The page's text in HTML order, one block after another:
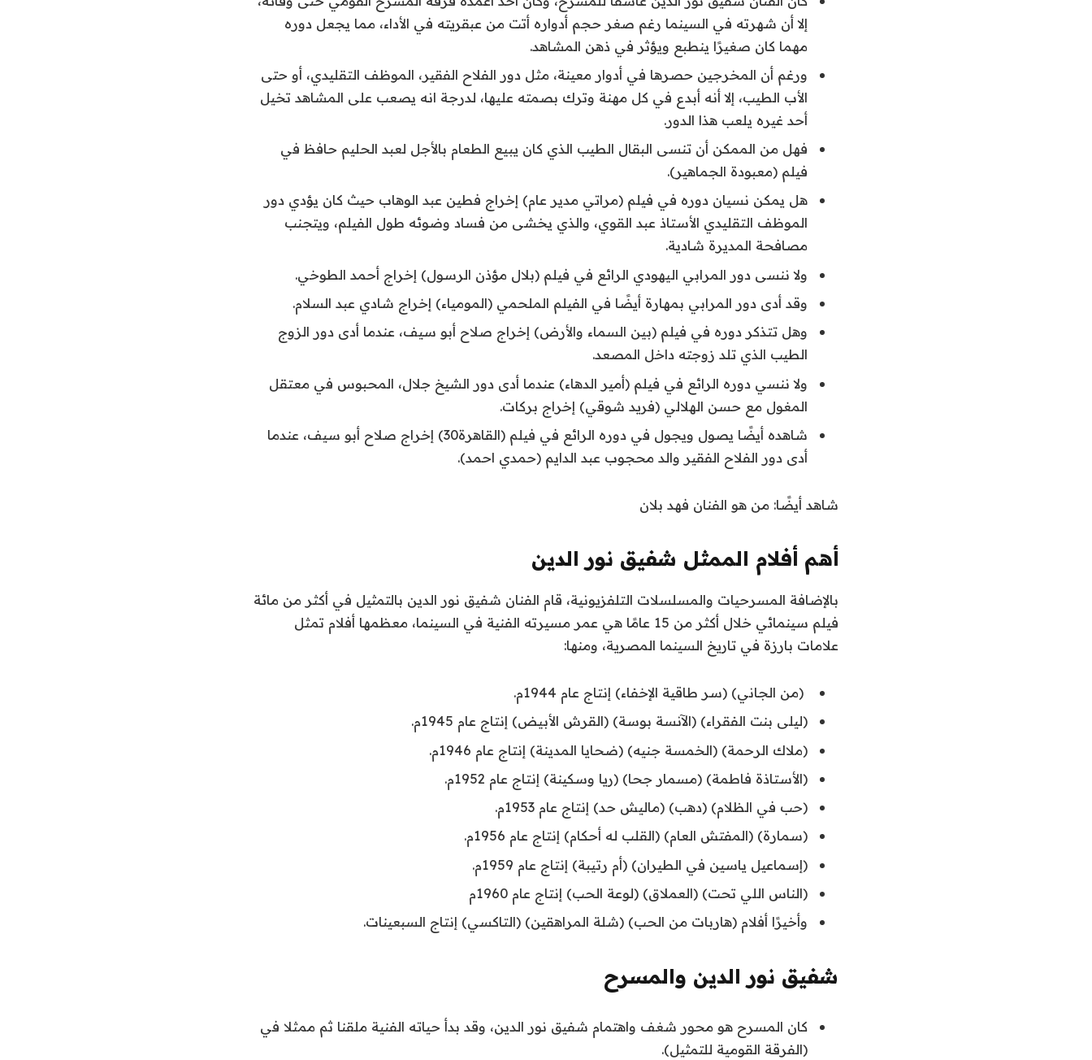
إلا أن شهرته في السينما رغم صغر حجم أدواره أتت من عبقريته في الأداء، مما يجعل دوره
مهما كان صغيرًا ينطبع ويؤثر في ذهن المشاهد.
ورغم أن المخرجين حصرها في أدوار معينة، مثل دور الفلاح الفقير، الموظف التقليدي، أو حتى
الأب الطيب، إلا أنه أبدع في كل مهنة وترك بصمته عليها، لدرجة انه يصعب على المشاهد تخيل
أحد غيره يلعب هذا الدور.
فهل من الممكن أن تنسى البقال الطيب الذي كان يبيع الطعام بالأجل لعبد الحليم حافظ في
فيلم (معبودة الجماهير).
هل يمكن نسيان دوره في فيلم (مراتي مدير عام) إخراج فطين عبد الوهاب حيث كان يؤدي دور
الموظف التقليدي الأستاذ عبد القوي، والذي يخشى من فساد وضوئه طول الفيلم، ويتجنب
مصافحة المديرة شادية.
ولا ننسى دور المرابي اليهودي الرائع في فيلم (بلال مؤذن الرسول) إخراج أحمد الطوخي.
وقد أدى دور المرابي بمهارة أيضًا في الفيلم الملحمي (المومياء) إخراج شادي عبد السلام.
وهل تتذكر دوره في فيلم (بين السماء والأرض) إخراج صلاح أبو سيف، عندما أدى دور الزوج
الطيب الذي تلد زوجته داخل المصعد.
ولا ننسي دوره الرائع في فيلم (أمير الدهاء) عندما أدى دور الشيخ جلال، المحبوس في معتقل
المغول مع حسن الهلالي (فريد شوقي) إخراج بركات.
شاهده أيضًا يصول ويجول في دوره الرائع في فيلم (القاهرة30) إخراج صلاح أبو سيف، عندما
أدى دور الفلاح الفقير والد محجوب عبد الدايم (حمدي احمد).
شاهد أيضًا: من هو الفنان فهد بلان
أهم أفلام الممثل شفيق نور الدين
بالإضافة المسرحيات والمسلسلات التلفزيونية، قام الفنان شفيق نور الدين بالتمثيل في أكثر من مائة
فيلم سينمائي خلال أكثر من 15 عامًا هي عمر مسيرته الفنية في السينما، معظمها أفلام تمثل
علامات بارزة في تاريخ السينما المصرية، ومنها:
(من الجاني) (سر طاقية الإخفاء) إنتاج عام 1944م.
(ليلى بنت الفقراء) (الآنسة بوسة) (القرش الأبيض) إنتاج عام 1945م.
(ملاك الرحمة) (الخمسة جنيه) (ضحايا المدينة) إنتاج عام 1946م.
(الأستاذة فاطمة) (مسمار جحا) (ريا وسكينة) إنتاج عام 1952م.
(حب في الظلام) (دهب) (ماليش حد) إنتاج عام 1953م.
(سمارة) (المفتش العام) (القلب له أحكام) إنتاج عام 1956م.
(إسماعيل ياسين في الطيران) (أم رتيبة) إنتاج عام 1959م.
(الناس اللي تحت) (العملاق) (لوعة الحب) إنتاج عام 1960م
وأخيرًا أفلام (هاربات من الحب) (شلة المراهقين) (التاكسي) إنتاج السبعينات.
شفيق نور الدين والمسرح
كان المسرح هو محور شغف واهتمام شفيق نور الدين، وقد بدأ حياته الفنية ملقنا ثم ممثلا في
(الفرقة القومية للتمثيل).